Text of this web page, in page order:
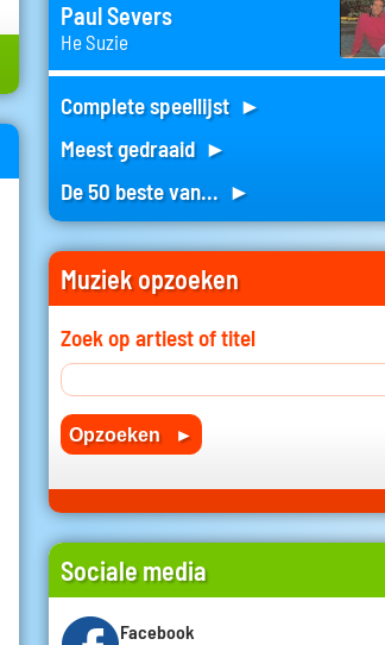
Paul Severs
He Suzie
Complete speellijst ►
Meest gedraaid ►
De 50 beste van... ►
Muziek opzoeken
Zoek op artiest of titel
Sociale media
Facebook